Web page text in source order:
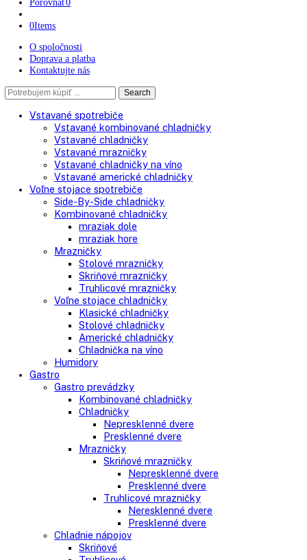
Gastrozóna
Porovnať 0
0Items
O spoločnosti
Kontaktujte nás
Search
Vstavané spotrebiče
Vstavané kombinované chladničky
Vstavané chladničky
Vstavané mrazničky
Vstavané chladničky na víno
Vstavané americké chladničky
Voľne stojace spotrebiče
Side-By-Side chladničky
Kombinované chladničky
mraziak dole
mraziak hore
Mrazničky
Stolové mrazničky
Skriňové mrazničky
Truhlicové mrazničky
Klasické chladničky
Stolové chladničky
Americké chladničky
Chladnička na víno
Humidory
Gastro prevádzky
Kombinované chladničky
Chladničky
Nepresklenné dvere
Presklenné dvere
Mrazničky
Skriňové mrazničky